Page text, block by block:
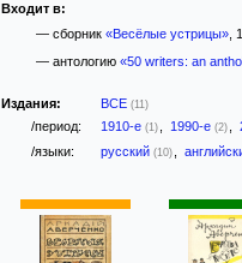
Входит в:
— сборник «Весёлые устрицы»,
— антологию «50 writers: an
Издания: ВСЕ (11)
/период: 1910-е (1) 1990-е (2)
/языки: русский (10)